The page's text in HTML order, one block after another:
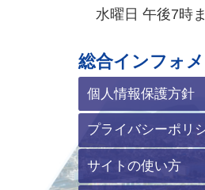
水曜日 午後7時
総合インフォ
個人情報保護方針
プライバシーポリ
サイトの使い方